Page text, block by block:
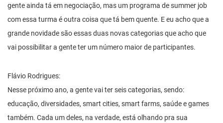
gente ainda tá em negociação, mas um programa de summer job
com essa turma é outra coisa que tá bem quente. E eu acho que a
grande novidade são essas duas novas categorias que acho que
vai possibilitar a gente ter um número maior de participantes.
Flávio Rodrigues:
Nesse próximo ano, a gente vai ter seis categorias, sendo:
educação, diversidades, smart cities, smart farms, saúde e games
também. Cada um deles, na verdade, está olhando pra sua